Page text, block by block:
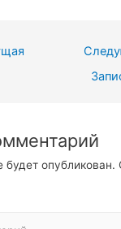
опубликован.